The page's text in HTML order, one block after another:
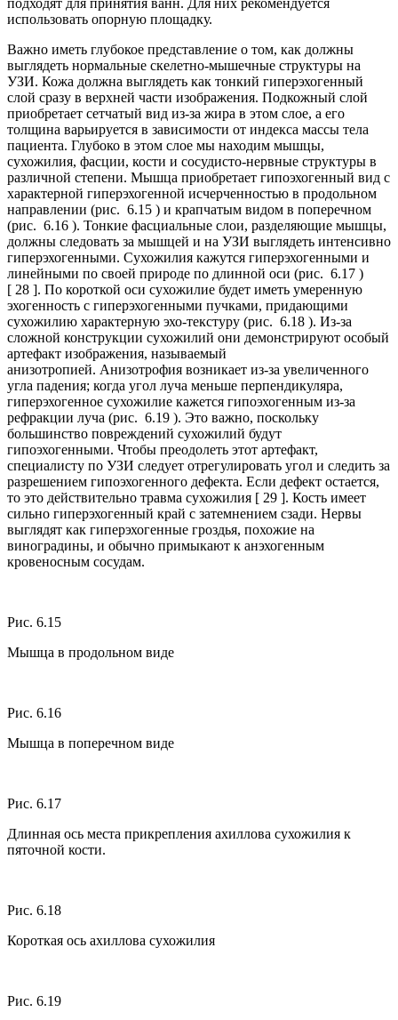
использовать опорную площадку.
Важно иметь глубокое представление о том, как должны
выглядеть нормальные скелетно-мышечные структуры на
УЗИ. Кожа должна выглядеть как тонкий гиперэхогенный
слой сразу в верхней части изображения. Подкожный слой
приобретает сетчатый вид из-за жира в этом слое, а его
толщина варьируется в зависимости от индекса массы тела
пациента. Глубоко в этом слое мы находим мышцы,
сухожилия, фасции, кости и сосудисто-нервные структуры в
различной степени. Мышца приобретает гипоэхогенный вид с
характерной гиперэхогенной исчерченностью в продольном
направлении (рис. 6.15 ) и крапчатым видом в поперечном
(рис. 6.16 ). Тонкие фасциальные слои, разделяющие мышцы,
должны следовать за мышцей и на УЗИ выглядеть интенсивно
гиперэхогенными. Сухожилия кажутся гиперэхогенными и
линейными по своей природе по длинной оси (рис. 6.17 )
[ 28 ]. По короткой оси сухожилие будет иметь умеренную
эхогенность с гиперэхогенными пучками, придающими
сухожилию характерную эхо-текстуру (рис. 6.18 ). Из-за
сложной конструкции сухожилий они демонстрируют особый
артефакт изображения, называемый
анизотропией. Анизотрофия возникает из-за увеличенного
угла падения; когда угол луча меньше перпендикуляра,
гиперэхогенное сухожилие кажется гипоэхогенным из-за
рефракции луча (рис. 6.19 ). Это важно, поскольку
большинство повреждений сухожилий будут
гипоэхогенными. Чтобы преодолеть этот артефакт,
специалисту по УЗИ следует отрегулировать угол и следить за
разрешением гипоэхогенного дефекта. Если дефект остается,
то это действительно травма сухожилия [ 29 ]. Кость имеет
сильно гиперэхогенный край с затемнением сзади. Нервы
выглядят как гиперэхогенные гроздья, похожие на
виноградины, и обычно примыкают к анэхогенным
кровеносным сосудам.
Рис. 6.15
Мышца в продольном виде
Рис. 6.16
Мышца в поперечном виде
Рис. 6.17
Длинная ось места прикрепления ахиллова сухожилия к
пяточной кости.
Рис. 6.18
Короткая ось ахиллова сухожилия
Рис. 6.19